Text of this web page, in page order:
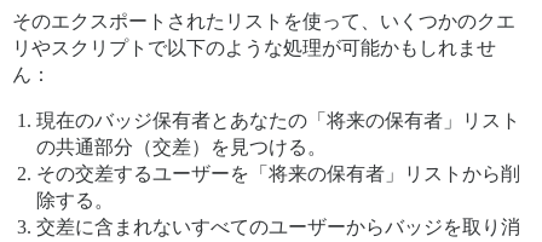
そのエクスポートされたリストを使って、いくつかのクエ
リやスクリプトで以下のような処理が可能かもしれませ
ん：
現在のバッジ保有者とあなたの「将来の保有者」リスト
の共通部分（交差）を見つける。
その交差するユーザーを「将来の保有者」リストから削
除する。
交差に含まれないすべてのユーザーからバッジを取り消